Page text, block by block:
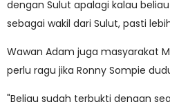
dengan Sulut apalagi kalau
sebagai wakil dari Sulut, pasti
Wawan Adam juga masyarakat
perlu ragu jika Ronny Sompie
"Beliau sudah terbukti dengan